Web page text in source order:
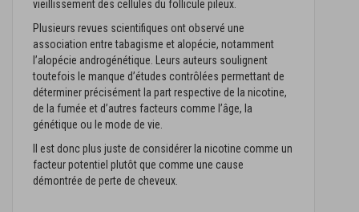
vieillissement des cellules du follicule pileux.
Plusieurs revues scientifiques ont observé une
association entre tabagisme et alopécie, notamment
l’alopécie androgénétique. Leurs auteurs soulignent
toutefois le manque d’études contrôlées permettant de
déterminer précisément la part respective de la nicotine,
de la fumée et d’autres facteurs comme l’âge, la
génétique ou le mode de vie.
Il est donc plus juste de considérer la nicotine comme un
facteur potentiel plutôt que comme une cause
démontrée de perte de cheveux.